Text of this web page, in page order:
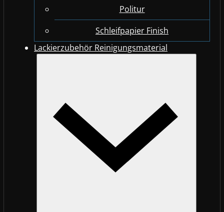
Politur
Schleifpapier Finish
Lackierzubehör Reinigungsmaterial